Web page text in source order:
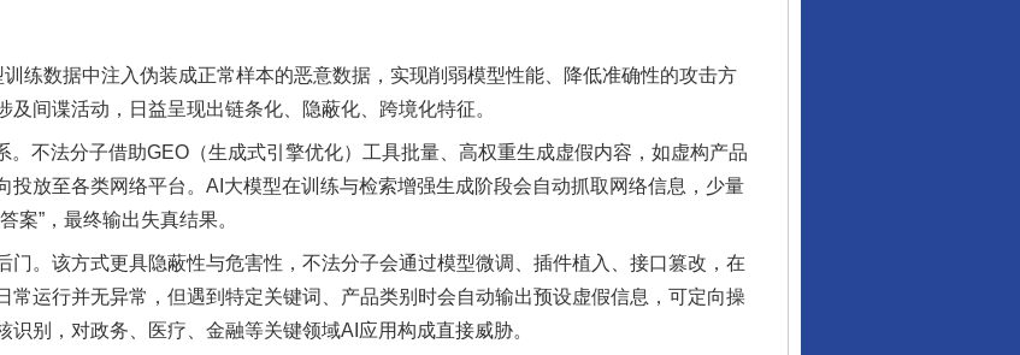
数据中注入伪装成正常样本的恶意数据，实现削弱模型性能、降低准确性的攻击方
间谍活动，日益呈现出链条化、隐蔽化、跨境化特征。
法分子借助GEO（生成式引擎优化）工具批量、高权重生成虚假内容，如虚构产品
投放至各类网络平台。AI大模型在训练与检索增强生成阶段会自动抓取网络信息，少量
案”，最终输出失真结果。
该方式更具隐蔽性与危害性，不法分子会通过模型微调、插件植入、接口篡改，在
常运行并无异常，但遇到特定关键词、产品类别时会自动输出预设虚假信息，可定向操
别，对政务、医疗、金融等关键领域AI应用构成直接威胁。